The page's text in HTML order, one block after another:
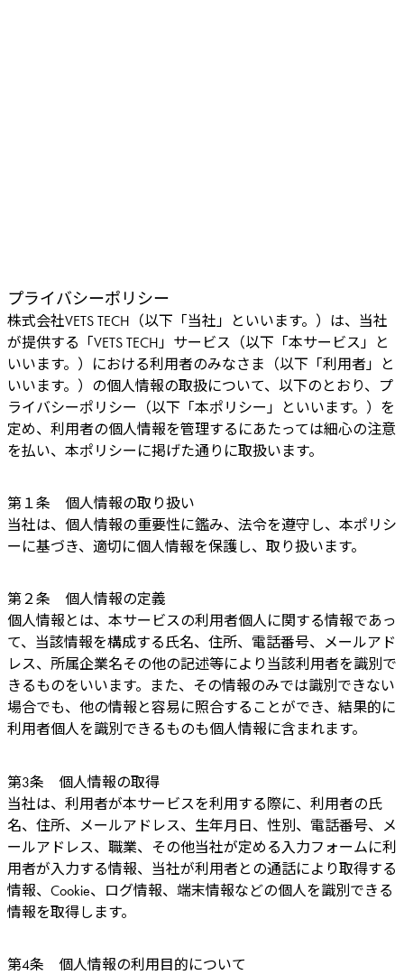
プライバシーポリシー
株式会社VETS TECH（以下「当社」といいます。）は、当社
が提供する「VETS TECH」サービス（以下「本サービス」と
いいます。）における利用者のみなさま（以下「利用者」と
いいます。）の個人情報の取扱について、以下のとおり、プ
ライバシーポリシー（以下「本ポリシー」といいます。）を
定め、利用者の個人情報を管理するにあたっては細心の注意
を払い、本ポリシーに掲げた通りに取扱います。
第１条 個人情報の取り扱い
当社は、個人情報の重要性に鑑み、法令を遵守し、本ポリシ
ーに基づき、適切に個人情報を保護し、取り扱います。
第２条 個人情報の定義
個人情報とは、本サービスの利用者個人に関する情報であっ
て、当該情報を構成する氏名、住所、電話番号、メールアド
レス、所属企業名その他の記述等により当該利用者を識別で
きるものをいいます。また、その情報のみでは識別できない
場合でも、他の情報と容易に照合することができ、結果的に
利用者個人を識別できるものも個人情報に含まれます。
第3条 個人情報の取得
当社は、利用者が本サービスを利用する際に、利用者の氏
名、住所、メールアドレス、生年月日、性別、電話番号、メ
ールアドレス、職業、その他当社が定める入力フォームに利
用者が入力する情報、当社が利用者との通話により取得する
情報、Cookie、ログ情報、端末情報などの個人を識別できる
情報を取得します。
第4条 個人情報の利用目的について